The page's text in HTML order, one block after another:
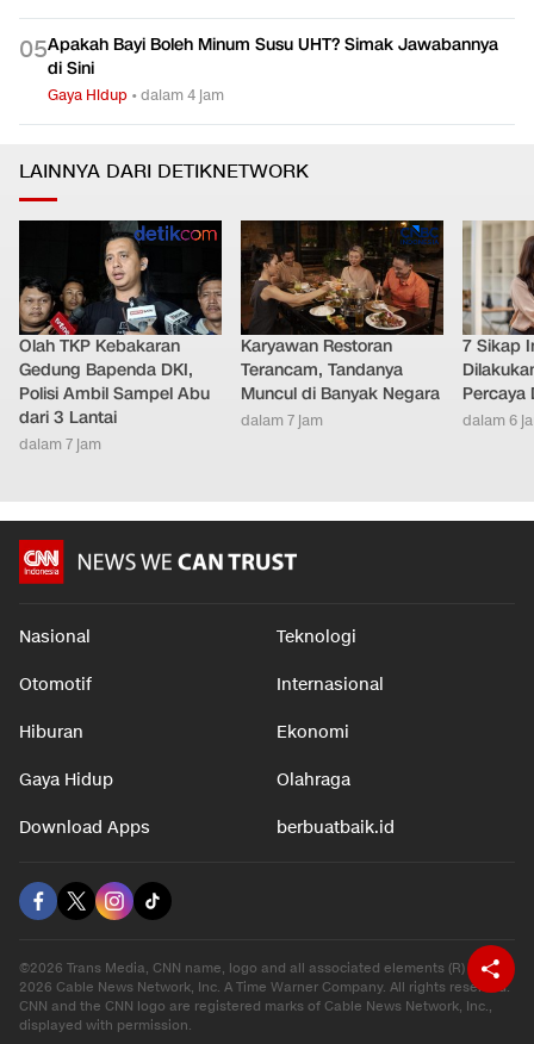
05Apakah Bayi Boleh Minum Susu UHT? Simak Jawabannya
di Sini
Gaya Hidup •dalam 4 jam
LAINNYA DARI DETIKNETWORK
Olah TKP Kebakaran
Gedung Bapenda DKI,
Polisi Ambil Sampel Abu
dari 3 Lantai
dalam 7 jam
Karyawan Restoran
Terancam, Tandanya
Muncul di Banyak Negara
dalam 7 jam
7 Sikap
Percaya
dalam 6
Nasional Teknologi
Otomotif Internasional
Hiburan Ekonomi
Gaya Hidup Olahraga
Download Apps berbuatbaik.id
©2026 Trans Media, CNN name, logo and all associated elements (R) and ©
2026 Cable News Network, Inc. A Time Warner Company. All rights reserved.
CNN and the CNN logo are registered marks of Cable News Network, Inc.,
displayed with permission.